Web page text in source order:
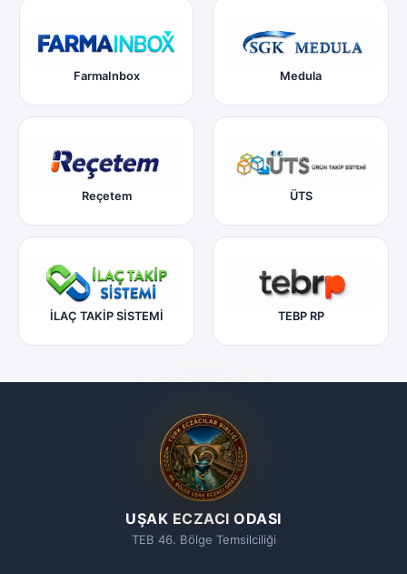
FarmaInbox Medula
Reçetem ÜTS
İLAÇ TAKİP SİSTEMİ TEBP RP
UŞAK ECZACI ODASI
TEB 46. Bölge Temsilciliği